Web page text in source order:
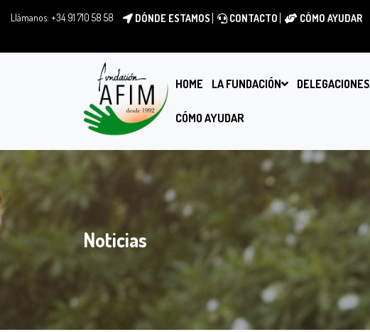
Llámanos: +34 91 710 58 58 DÓNDE ESTAMOS CONTACTO CÓMO AYUDAR
HOME LA FUNDACIÓN DELEGACIONES
CÓMO AYUDAR
Noticias